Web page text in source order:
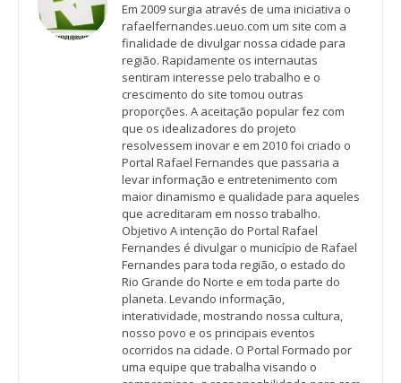
Em 2009 surgia através de uma iniciativa o
rafaelfernandes.ueuo.com um site com a
finalidade de divulgar nossa cidade para
região. Rapidamente os internautas
sentiram interesse pelo trabalho e o
crescimento do site tomou outras
proporções. A aceitação popular fez com
que os idealizadores do projeto
resolvessem inovar e em 2010 foi criado o
Portal Rafael Fernandes que passaria a
levar informação e entretenimento com
maior dinamismo e qualidade para aqueles
que acreditaram em nosso trabalho.
Objetivo A intenção do Portal Rafael
Fernandes é divulgar o município de Rafael
Fernandes para toda região, o estado do
Rio Grande do Norte e em toda parte do
planeta. Levando informação,
interatividade, mostrando nossa cultura,
nosso povo e os principais eventos
ocorridos na cidade. O Portal Formado por
uma equipe que trabalha visando o